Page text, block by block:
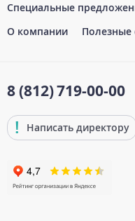
Специальные
О компании
Полезные
8 (812)719-00-00
Написать директору